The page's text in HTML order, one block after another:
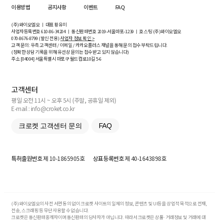
이용방법
공지사항 이벤트 FAQ
(주)와이오엘오 ㅣ 대표 황유미
사업자등록번호610-86-34204ㅣ 통신판매번호 2019-서울마포-1239 ㅣ 호스팅 (주)와이오엘오
070-8676-8799 (발신 전용)사업자 정보 확인 >
고객 문의: 우측 고객센터 / 이메일 / 카카오플러스 채널을 통해 문의 접수 부탁드립니다.
(정확한 상담 기록을 위해 유선상 문의는 접수받고 있지 않습니다)
주소 [04004] 서울특별시 마포구 월드컵로10길5-6
고객센터
평일 오전 11시 ~ 오후 5시 (주말, 공휴일 제외)
E-mail : info@croket.co.kr
크로켓 고객센터 문의 FAQ
특허출원번호제 10-1865905호 상표등록번호제 40-1643898호
(주)와이오엘오의 사전 서면 동의 없이 크로켓 사이트의 일체의 정보, 콘텐츠 및 UI등을 상업적 목적으로 전재,
전송, 스크래핑 등 무단 사용할 수 없습니다.
크로켓은 통신판매중개자이며 통신판매의 당사자가 아닙니다. 따라서 크로켓은 상품·거래정보 및 거래에 대